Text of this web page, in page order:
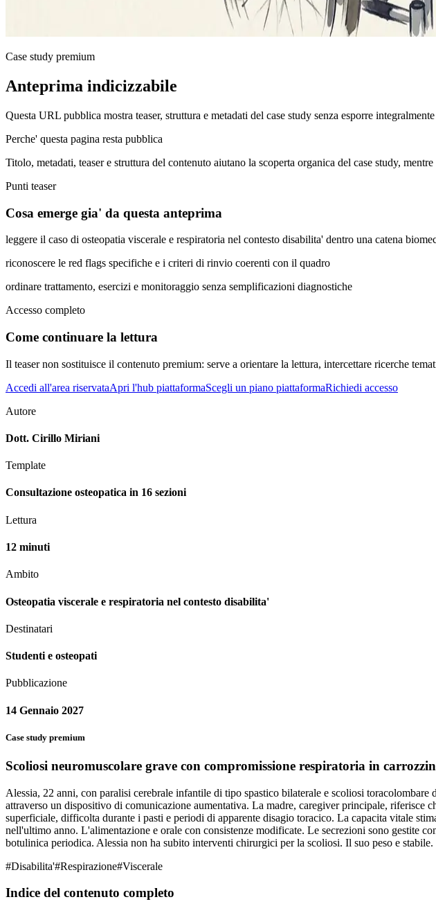
Case study premium
Anteprima indicizzabile
Questa URL pubblica mostra teaser, struttura e metadati del case study senza esporre
Perche' questa pagina resta pubblica
Titolo, metadati, teaser e struttura del contenuto aiutano la scoperta organica del case study,
Punti teaser
Cosa emerge gia' da questa anteprima
leggere il caso di osteopatia viscerale e respiratoria nel contesto disabilita' dentro una catena
riconoscere le red flags specifiche e i criteri di rinvio coerenti con il quadro
ordinare trattamento, esercizi e monitoraggio senza semplificazioni diagnostiche
Accesso completo
Come continuare la lettura
Il teaser non sostituisce il contenuto premium: serve a orientare la lettura, intercettare ricerche
Accedi all'area riservataApri l'hub piattaformaScegli un piano piattaformaRichiedi accesso
Autore
Dott. Cirillo Miriani
Template
Consultazione osteopatica in 16 sezioni
Lettura
12 minuti
Ambito
Osteopatia viscerale e respiratoria nel contesto disabilita'
Destinatari
Studenti e osteopati
Pubblicazione
14 Gennaio 2027
Case study premium
Scoliosi neuromuscolare grave con compromissione respiratoria in
Alessia, 22 anni, con paralisi cerebrale infantile di tipo spastico bilaterale e scoliosi
attraverso un dispositivo di comunicazione aumentativa. La madre, caregiver principale,
superficiale, difficolta durante i pasti e periodi di apparente disagio toracico. La capacita vitale
nell'ultimo anno. L'alimentazione e orale con consistenze modificate. Le secrezioni sono gestite
botulinica periodica. Alessia non ha subito interventi chirurgici per la scoliosi. Il suo peso e stabile.
#Disabilita'#Respirazione#Viscerale
Indice del contenuto completo